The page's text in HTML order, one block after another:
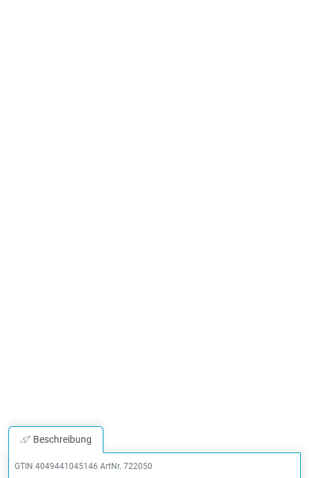
Beschreibung
GTIN 4049441045146 ArtNr. 722050